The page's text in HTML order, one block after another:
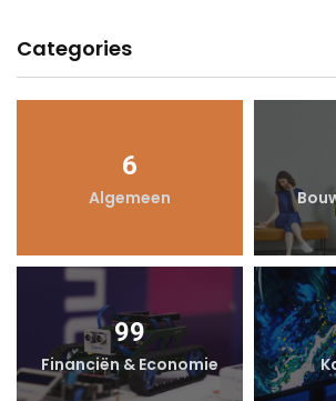
Categories
6
Algemeen
99
Financiën & Economie